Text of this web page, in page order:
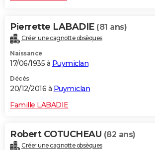
Pierrette LABADIE (81 ans)
Créer une cagnotte obsèques
Naissance
17/06/1935 à Puymiclan
Décès
20/12/2016 à Puymiclan
Famille LABADIE
Robert COTUCHEAU (82 ans)
Créer une cagnotte obsèques